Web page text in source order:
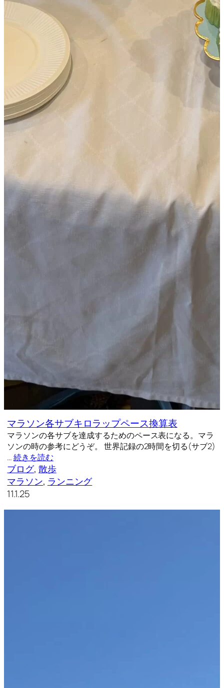
マラソン各サブキロラップペース換算表
マラソンの各サブを達成するためのペース表になる。マラ
ソンの時の参考にどうぞ。 世界記録の2時間を切る(サブ2)
…続きを読む
ブログ, 散歩
マラソン, ランニング
11.1.25